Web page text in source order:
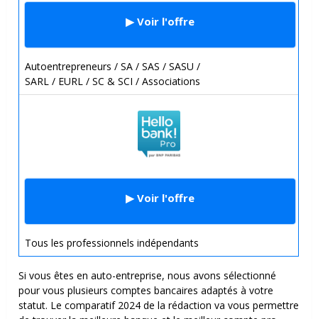
▶ Voir l'offre
Autoentrepreneurs / SA / SAS / SASU /
SARL / EURL / SC & SCI / Associations
▶ Voir l'offre
Tous les professionnels indépendants
Si vous êtes en auto-entreprise, nous avons sélectionné
pour vous plusieurs comptes bancaires adaptés à votre
statut. Le comparatif 2024 de la rédaction va vous permettre